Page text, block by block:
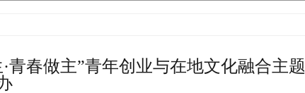
青春做主”青年创业与在地文化融合主